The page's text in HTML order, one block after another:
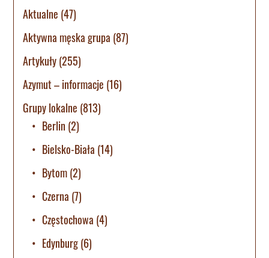
Aktualne (47)
Aktywna męska grupa (87)
Artykuły(255)
Azymut – informacje (16)
Grupy lokalne (813)
Berlin (2)
Bielsko-Biała (14)
Bytom(2)
Czerna (7)
Częstochowa (4)
Edynburg(6)